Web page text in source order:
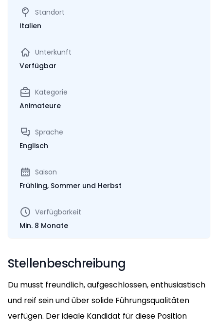
Standort
Italien
Unterkunft
Verfügbar
Kategorie
Animateure
Sprache
Englisch
Saison
Frühling, Sommer und Herbst
Verfügbarkeit
Min. 8 Monate
Stellenbeschreibung
Du musst freundlich, aufgeschlossen, enthusiastisch
und reif sein und über solide Führungsqualitäten
verfügen. Der ideale Kandidat für diese Position